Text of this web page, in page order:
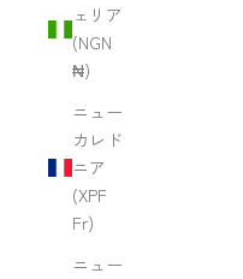
ェリア
(NGN
₦)
ニュー
カレド
ニア
(XPF
Fr)
ニュー